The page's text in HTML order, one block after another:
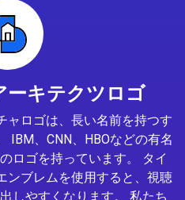
ーキテクツロゴ
ャロゴは、長い名前を持つす
IBM、CNN、HBOなどの有名
ロゴを持っています。 タイ
ンブレムを使用すると、視聴
しやすくなります。 私たち